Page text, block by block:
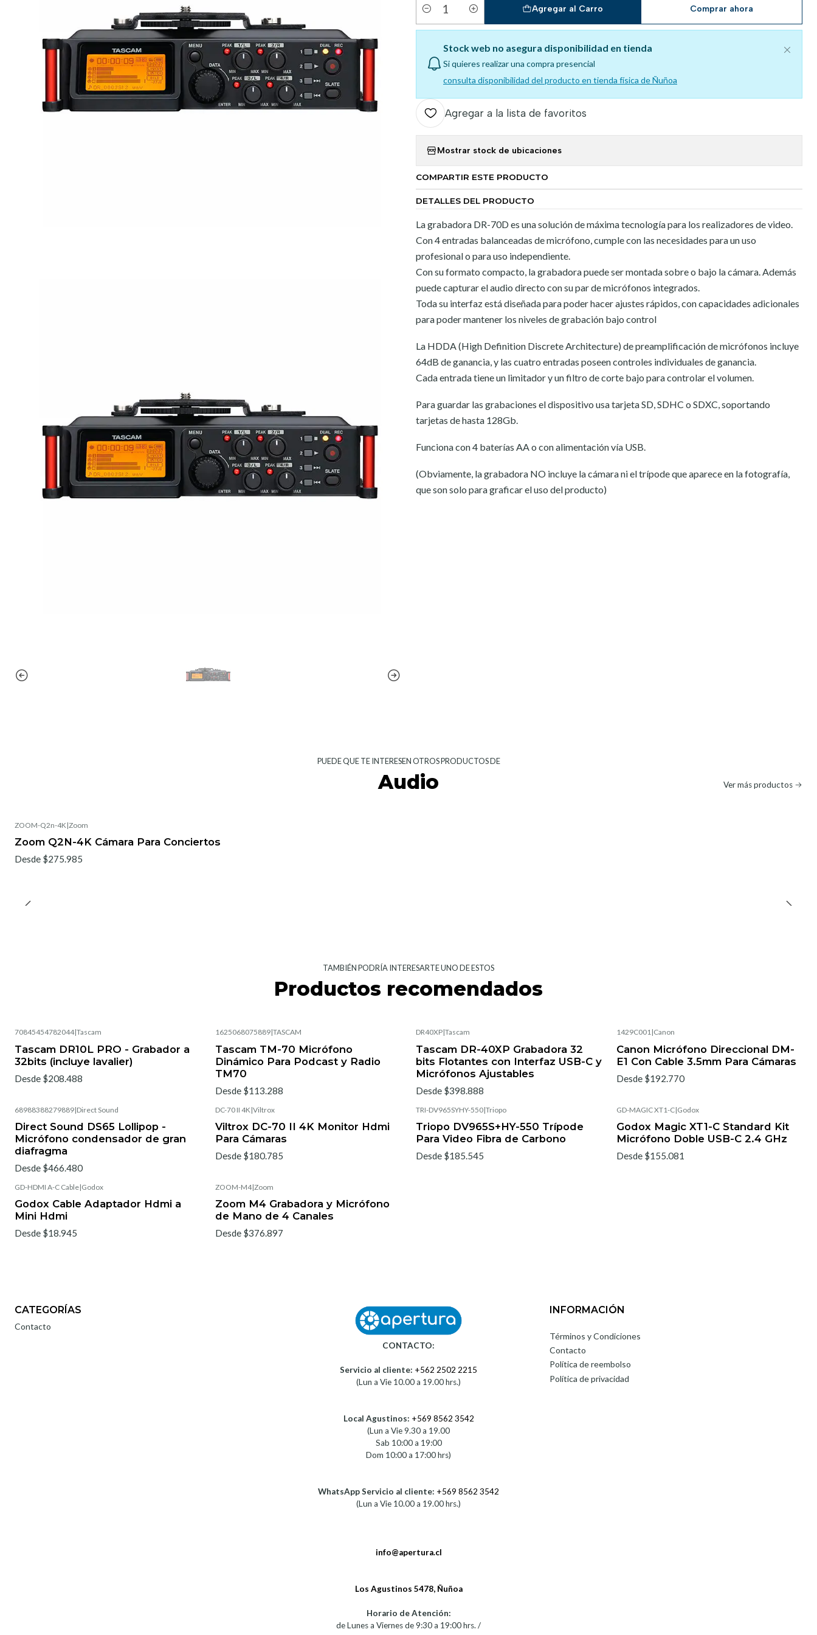
Cantidad
Agregar al Carro Comprar ahora
Stock web no asegura disponibilidad en tienda
Si quieres realizar una compra presencial
consulta disponibilidad del producto en tienda física de Ñuñoa
Agregar a la lista de favoritos
Mostrar stock de ubicaciones
COMPARTIR ESTE PRODUCTO
DETALLES DEL PRODUCTO
La grabadora DR-70D es una solución de máxima tecnología para los realizadores de video.
Con 4 entradas balanceadas de micrófono, cumple con las necesidades para un uso
profesional o para uso independiente.
Con su formato compacto, la grabadora puede ser montada sobre o bajo la cámara. Además
puede capturar el audio directo con su par de micrófonos integrados.
Toda su interfaz está diseñada para poder hacer ajustes rápidos, con capacidades adicionales
para poder mantener los niveles de grabación bajo control
La HDDA (High Definition Discrete Architecture) de preamplificación de micrófonos incluye
64dB de ganancia, y las cuatro entradas poseen controles individuales de ganancia.
Cada entrada tiene un limitador y un filtro de corte bajo para controlar el volumen.
Para guardar las grabaciones el dispositivo usa tarjeta SD, SDHC o SDXC, soportando
tarjetas de hasta 128Gb.
Funciona con 4 baterías AA o con alimentación vía USB.
(Obviamente, la grabadora NO incluye la cámara ni el trípode que aparece en la fotografía,
que son solo para graficar el uso del producto)
PUEDE QUE TE INTERESEN OTROS PRODUCTOS DE
Audio Ver más productos
ZOOM-Q2n-4K |Zoom
Zoom Q2N-4K Cámara Para Conciertos
Desde $275.985
TAMBIÉN PODRÍA INTERESARTE UNO DE ESTOS
Productos recomendados
70845454782044|Tascam
Tascam DR10L PRO - Grabador a
32bits (incluye lavalier)
Desde $208.488
1625068075889|TASCAM
Tascam TM-70 Micrófono
Dinámico Para Podcast y Radio
TM70
Desde $113.288
DR40XP|Tascam
Tascam DR-40XP Grabadora 32
bits Flotantes con Interfaz USB-C y
Micrófonos Ajustables
Desde $398.888
1429C001|Canon
Canon Micrófono Direccional DM-
E1 Con Cable 3.5mm Para Cámaras
Desde $192.770
68988388279889|Direct Sound
Direct Sound DS65 Lollipop -
Micrófono condensador de gran
diafragma
Desde $466.480
DC-70 II 4K |Viltrox
Viltrox DC-70 II 4K Monitor Hdmi
Para Cámaras
Desde $180.785
TRI-DV965SYHY-550|Triopo
Triopo DV965S+HY-550 Trípode
Para Video Fibra de Carbono
Desde $185.545
GD-MAGIC XT1-C|Godox
Godox Magic XT1-C Standard Kit
Micrófono Doble USB-C 2.4 GHz
Desde $155.081
GD-HDMI A-C Cable|Godox
Godox Cable Adaptador Hdmi a
Mini Hdmi
Desde $18.945
ZOOM-M4|Zoom
Zoom M4 Grabadora y Micrófono
de Mano de 4 Canales
Desde $376.897
CATEGORÍAS
Contacto
CONTACTO:
Servicio al cliente: +562 2502 2215
(Lun a Vie 10.00 a 19.00 hrs.)
Local Agustinos: +569 8562 3542
(Lun a Vie 9.30 a 19.00
Sab 10:00 a 19:00
Dom 10:00 a 17:00 hrs)
WhatsApp Servicio al cliente: +569 8562 3542
(Lun a Vie 10.00 a 19.00 hrs.)
info@apertura.cl
Los Agustinos 5478, Ñuñoa
Horario de Atención:
de Lunes a Viernes de 9:30 a 19:00 hrs. /
INFORMACIÓN
Términos y Condiciones
Contacto
Política de reembolso
Política de privacidad